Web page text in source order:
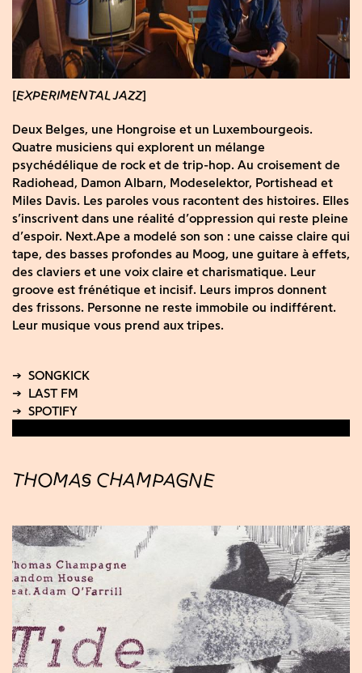
EXPERIMENTAL JAZZ
Deux Belges, une Hongroise et un Luxembourgeois.
Quatre musiciens qui explorent un mélange
psychédélique de rock et de trip-hop. Au croisement de
Radiohead, Damon Albarn, Modeselektor, Portishead et
Miles Davis. Les paroles vous racontent des histoires. Elles
s’inscrivent dans une réalité d’oppression qui reste pleine
d’espoir. Next.Ape a modelé son son : une caisse claire qui
tape, des basses profondes au Moog, une guitare à effets,
des claviers et une voix claire et charismatique. Leur
groove est frénétique et incisif. Leurs impros donnent
des frissons. Personne ne reste immobile ou indifférent.
Leur musique vous prend aux tripes.
THOMAS CHAMPAGNE